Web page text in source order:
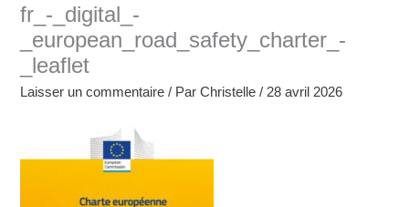
fr_-_digital_-
_european_road_safety_charter_-
_leaflet
Laisser un commentaire / ParChristelle/ 28 avril 2026